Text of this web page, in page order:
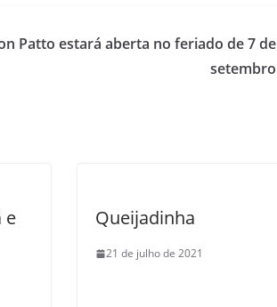
Patto estará aberta no feriado de 7 de
setembro
e
Queijadinha
21 de julho de 2021